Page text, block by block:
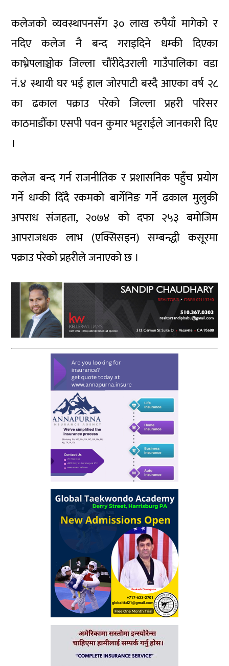
कलेजको व्यवस्थापनसँग ३० लाख रुपैयाँ मागेको र
नदिए कलेज नै बन्द गराइदिने धम्की दिएका
काभ्रेपलाञ्चोक जिल्ला चौंरीदेउराली गाउँपालिका वडा
नं.४ स्थायी घर भई हाल जोरपाटी बस्दै आएका वर्ष २८
का ढकाल पक्राउ परेको जिल्ला प्रहरी परिसर
काठमाडौँका एसपी पवन कुमार भट्टराईले जानकारी दिए
।
कलेज बन्द गर्न राजनीतिक र प्रशासनिक पहुँच प्रयोग
गर्ने धम्की दिँदै रकमको बार्गेनिङ गर्ने ढकाल मुलुकी
अपराध संजहता, २०७४ को दफा २५३ बमोजिम
आपराजधक लाभ (एक्सिसइन) सम्बन्द्धी कसूरमा
पक्राउ परेको प्रहरीले जनाएको छ ।